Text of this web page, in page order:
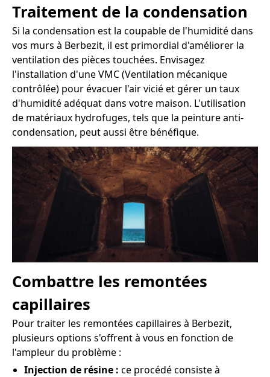
Traitement de la condensation
Si la condensation est la coupable de l'humidité dans
vos murs à Berbezit, il est primordial d'améliorer la
ventilation des pièces touchées. Envisagez
l'installation d'une VMC (Ventilation mécanique
contrôlée) pour évacuer l'air vicié et gérer un taux
d'humidité adéquat dans votre maison. L'utilisation
de matériaux hydrofuges, tels que la peinture anti-
condensation, peut aussi être bénéfique.
Combattre les remontées
capillaires
Pour traiter les remontées capillaires à Berbezit,
plusieurs options s'offrent à vous en fonction de
l'ampleur du problème :
Injection de résine : ce procédé consiste à